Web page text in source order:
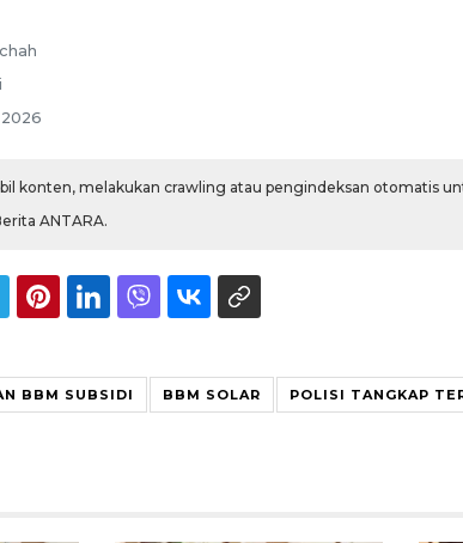
2026
konten, melakukan crawling atau pengindeksan otomatis
ANTARA.
BBM SUBSIDI BBM SOLAR POLISI TANGKAP
Jawa
5 Agustus 2026